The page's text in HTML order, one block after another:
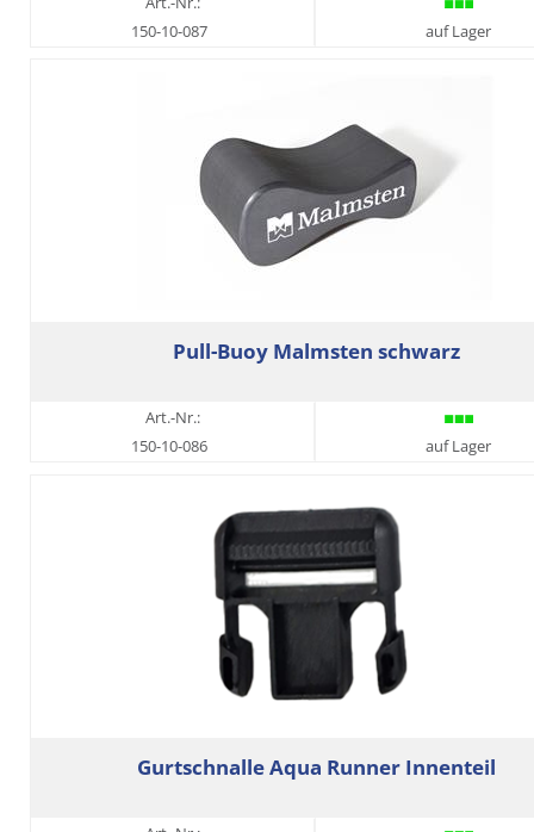
150-10-087
auf Lager
Pull-Buoy Malmsten schwarz
Art.-Nr.:
150-10-086
auf Lager
Gurtschnalle Aqua Runner Innenteil